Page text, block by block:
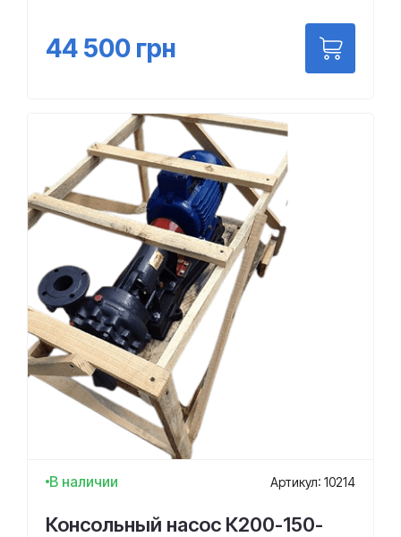
44 500 грн
В наличии Артикул: 10214
Консольный насос К200-150-